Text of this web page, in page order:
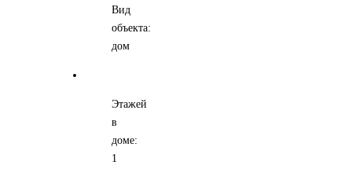
Вид
объекта:
дом
Этажей
в
доме:
1